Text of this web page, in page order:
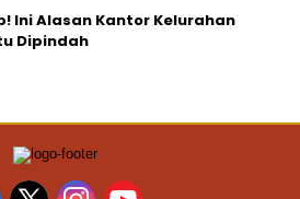
Ini Alasan Kantor Kelurahan
Dipindah